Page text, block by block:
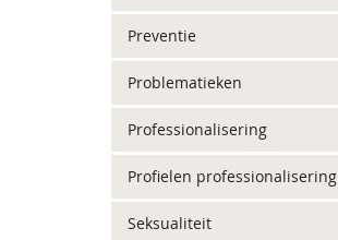
Preventie
Problematieken
Professionalisering
Profielen professionalisering
Seksualiteit